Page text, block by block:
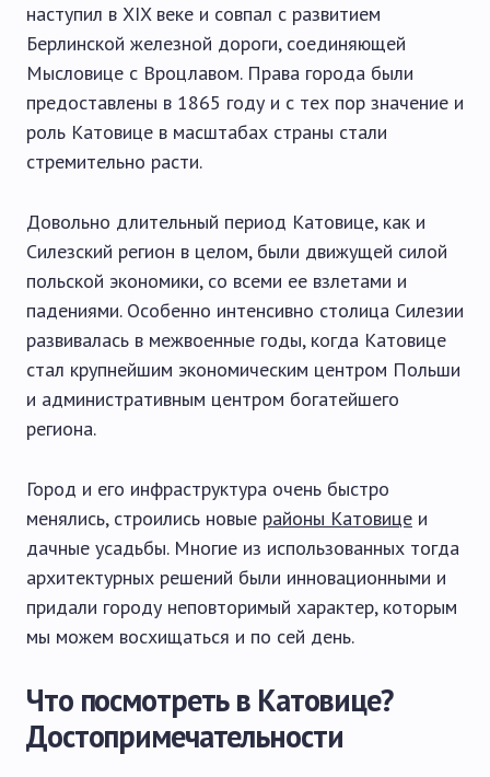
наступил в XIX веке и совпал с развитием
Берлинской железной дороги, соединяющей
Мысловице с Вроцлавом. Права города были
предоставлены в 1865 году и с тех пор значение и
роль Катовице в масштабах страны стали
стремительно расти.
Довольно длительный период Катовице, как и
Силезский регион в целом, были движущей силой
польской экономики, со всеми ее взлетами и
падениями. Особенно интенсивно столица Силезии
развивалась в межвоенные годы, когда Катовице
стал крупнейшим экономическим центром Польши
и административным центром богатейшего
региона.
Город и его инфраструктура очень быстро
менялись, строились новые районы Катовице и
дачные усадьбы. Многие из использованных тогда
архитектурных решений были инновационными и
придали городу неповторимый характер, которым
мы можем восхищаться и по сей день.
Что посмотреть в Катовице?
Достопримечательности